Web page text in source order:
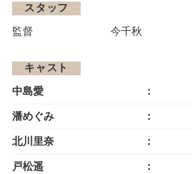
スタッフ
監督 今千秋
キャスト
中島愛
潘めぐみ
北川里奈
戸松遥